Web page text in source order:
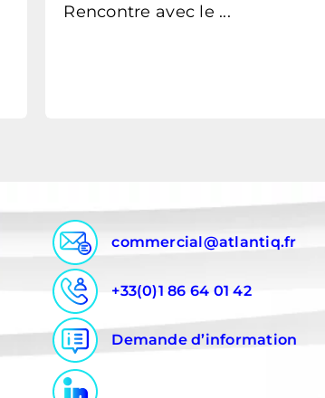
Rencontre avec le ...
commercial@atlantiq.fr
+33(0)1 86 64 01 42
Demande d’information